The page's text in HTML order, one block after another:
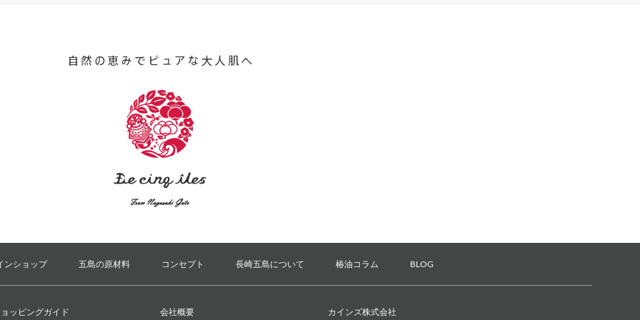
ンショップ 五島の原材料 コンセプト 長崎五島について 椿油コラム BLOG
ョッピングガイド 会社概要 カインズ株式会社